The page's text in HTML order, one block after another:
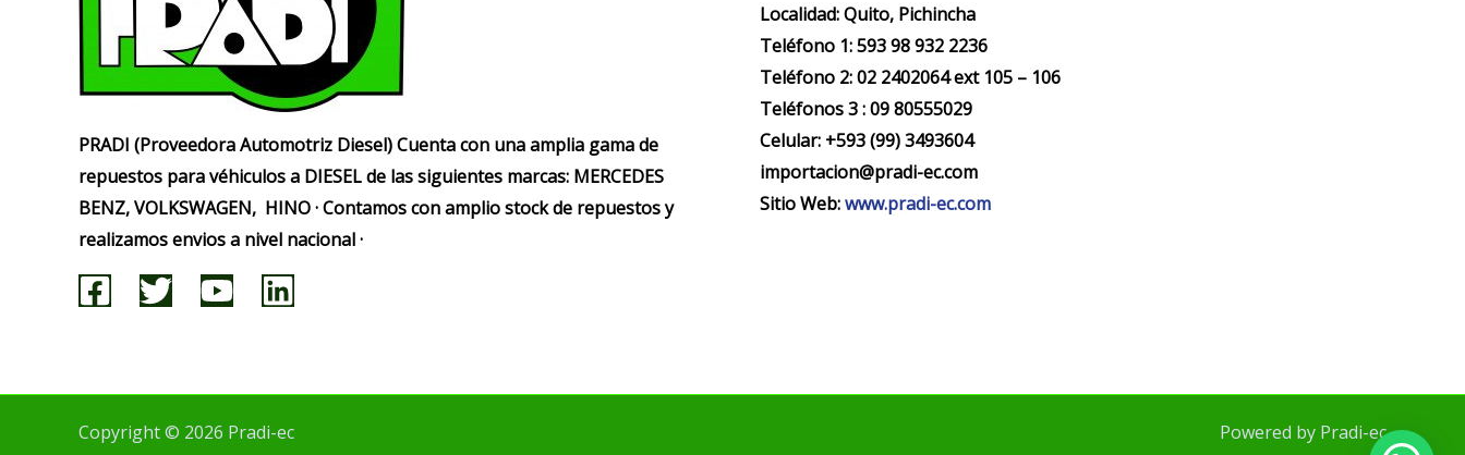
PRADI (Proveedora Automotriz Diesel) Cuenta con una amplia gama de
repuestos para véhiculos a DIESEL de las siguientes marcas: MERCEDES
BENZ, VOLKSWAGEN, HINO · Contamos con amplio stock de repuestos y
realizamos envios a nivel nacional ·
Localidad:Quito, Pichincha
Teléfono 1: 593 98 932 2236​​
Teléfono 2: 02 2402064 ext 105 – 106
Teléfonos 3 : 09 80555029
Celular: +593 (99) 3493604
importacion@pradi-ec.com
Sitio Web:www.pradi-ec.com
Copyright © 2026 Pradi-ec Powered by Pradi-ec